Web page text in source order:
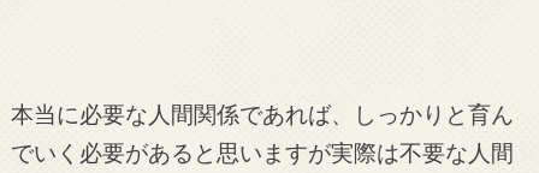
本当に必要な人間関係であれば、しっかりと育ん
でいく必要があると思いますが実際は不要な人間